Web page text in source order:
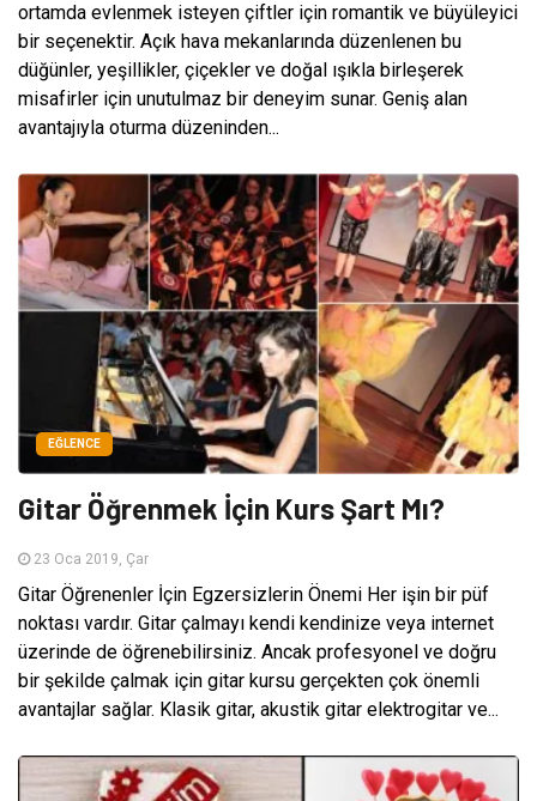
ortamda evlenmek isteyen çiftler için romantik ve büyüleyici
bir seçenektir. Açık hava mekanlarında düzenlenen bu
düğünler, yeşillikler, çiçekler ve doğal ışıkla birleşerek
misafirler için unutulmaz bir deneyim sunar. Geniş alan
avantajıyla oturma düzeninden...
EĞLENCE
Gitar Öğrenmek İçin Kurs Şart Mı?
23 Oca 2019, Çar
Gitar Öğrenenler İçin Egzersizlerin Önemi Her işin bir püf
noktası vardır. Gitar çalmayı kendi kendinize veya internet
üzerinde de öğrenebilirsiniz. Ancak profesyonel ve doğru
bir şekilde çalmak için gitar kursu gerçekten çok önemli
avantajlar sağlar. Klasik gitar, akustik gitar elektrogitar ve...